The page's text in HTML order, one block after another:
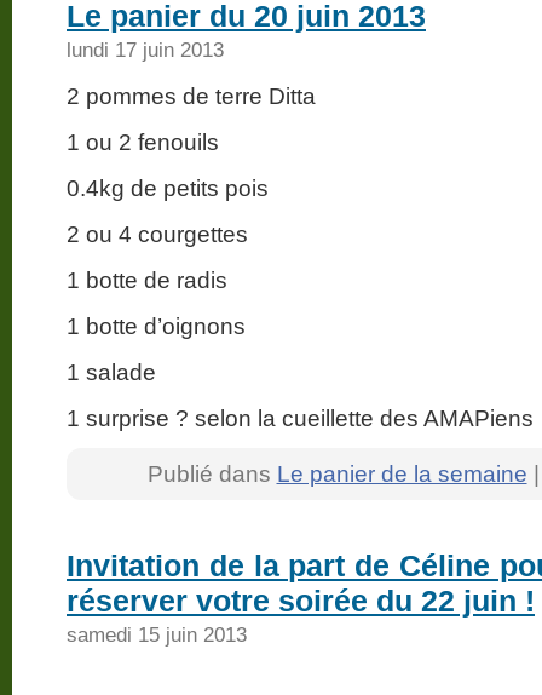
Le panier du 20 juin 2013
lundi 17 juin 2013
2 pommes de terre Ditta
1 ou 2 fenouils
0.4kg de petits pois
2 ou 4 courgettes
1 botte de radis
1 botte d’oignons
1 salade
1 surprise ? selon la cueillette des AMAPiens
Publié dans Le panier de la semaine
Invitation de la part de Céline
réserver votre soirée du 22 juin !
samedi 15 juin 2013